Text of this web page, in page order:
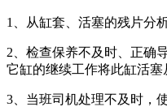
1、从缸套、活塞的残片分
2、检查保养不及时、正确
它缸的继续工作将此缸活
3、当班司机处理不及时，